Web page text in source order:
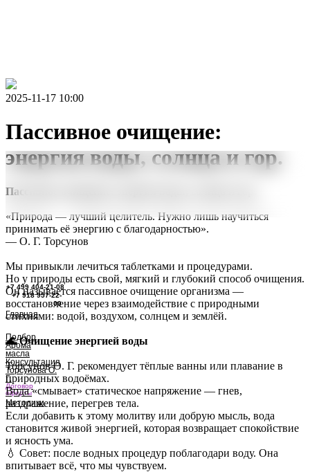
+7 499 404-21-08
+7 918 957-22-
00
Главная
Подбор
Арома
масла
Консультация
Торсунова О.
Г.
Договор
оферты
Методики
2025-11-17 10:00
Пассивное очищение:
энергия воды, солнца и гор.
Пассивное очищение: энергия воды, солнца и гор.
«Природа — лучший целитель. Нужно лишь научиться
принимать её энергию с благодарностью».
— О. Г. Торсунов
Мы привыкли лечиться таблетками и процедурами.
Но у природы есть свой, мягкий и глубокий способ очищения.
Он называется пассивное очищение организма —
восстановление через взаимодействие с природными
стихиями: водой, воздухом, солнцем и землёй.
🌊 Очищение энергией воды
Торсунов О. Г. рекомендует тёплые ванны или плавание в
природных водоёмах.
Вода «смывает» статическое напряжение — гнев,
раздражение, перегрев тела.
Если добавить к этому молитву или добрую мысль, вода
становится живой энергией, которая возвращает спокойствие
и ясность ума.
💧 Совет: после водных процедур поблагодари воду. Она
впитывает всё, что мы чувствуем.